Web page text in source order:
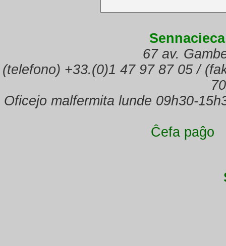
67 av.
(telefono) +33.(0)1 47 97 87 05 /
Oficejo malfermita lunde 09h30-
Ĉefa paĝo